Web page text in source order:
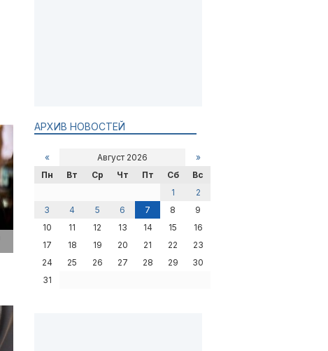
АРХИВ НОВОСТЕЙ
« Август 2026
»
Пн
Вт Ср Чт Пт Сб
Вс
1
2
3
4 5 6 7 8
9
10
11 12 13 14 15
16
17
18 19 20 21 22
23
24
25 26 27 28 29
30
31